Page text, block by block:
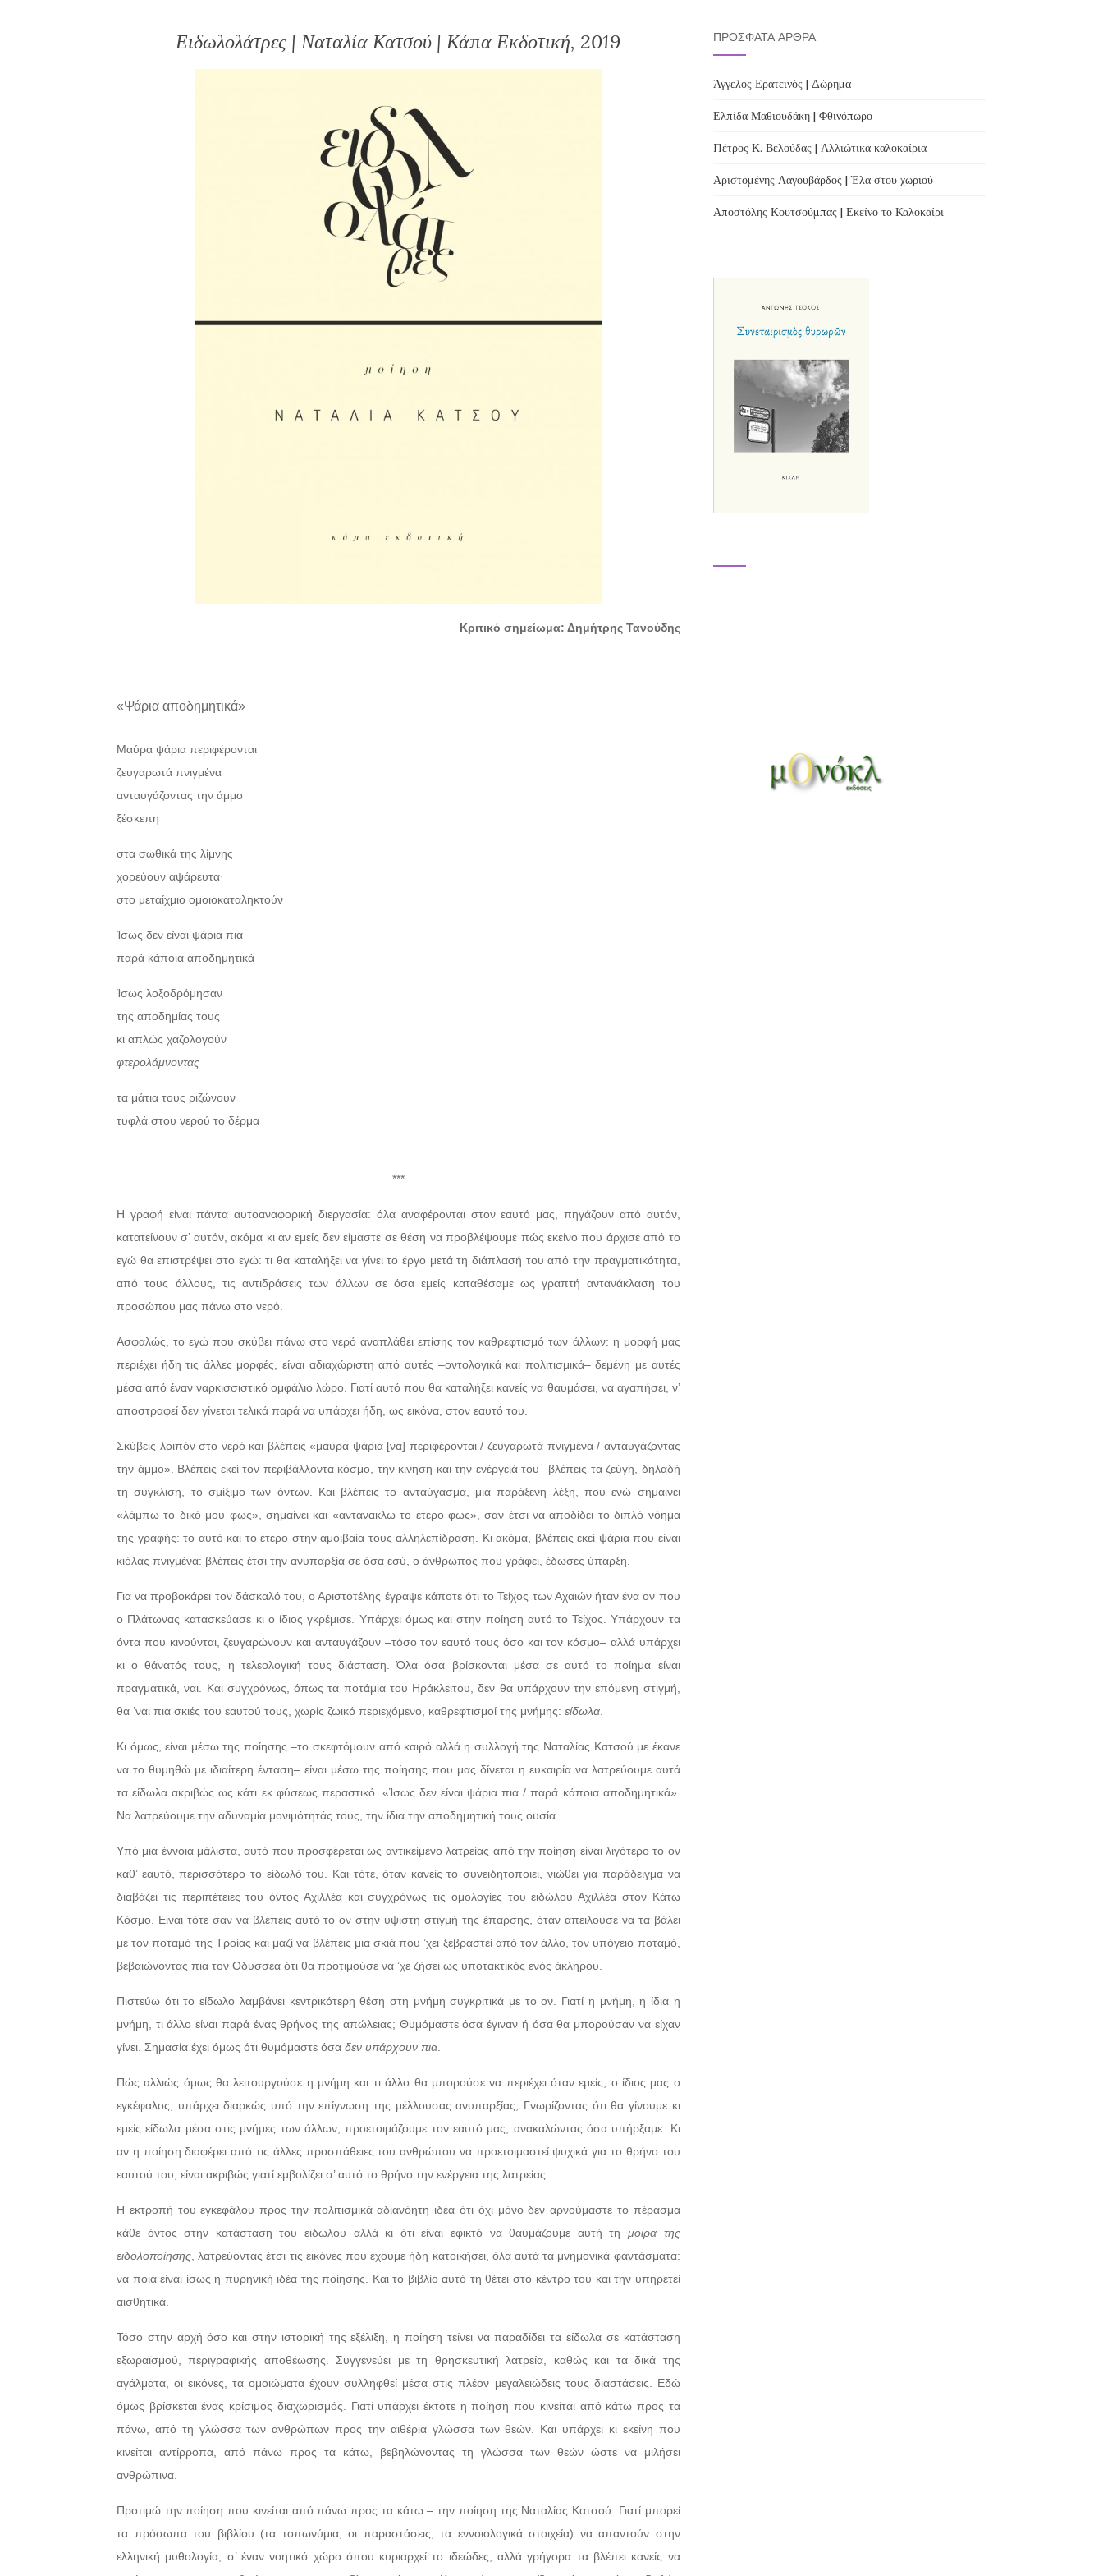
Ειδωλολάτρες | Ναταλία Κατσού | Κάπα Εκδοτική, 2019
Κριτικό σημείωμα: Δημήτρης Τανούδης
«Ψάρια αποδημητικά»
Μαύρα ψάρια περιφέρονται
ζευγαρωτά πνιγμένα
ανταυγάζοντας την άμμο
ξέσκεπη
στα σωθικά της λίμνης
χορεύουν αψάρευτα·
στο μεταίχμιο ομοιοκαταληκτούν
Ίσως δεν είναι ψάρια πια
παρά κάποια αποδημητικά
Ίσως λοξοδρόμησαν
της αποδημίας τους
κι απλώς χαζολογούν
φτερολάμνοντας
τα μάτια τους ριζώνουν
τυφλά στου νερού το δέρμα
***
Η γραφή είναι πάντα αυτοαναφορική διεργασία: όλα αναφέρονται στον εαυτό μας, πηγάζουν από αυτόν,
κατατείνουν σ’ αυτόν, ακόμα κι αν εμείς δεν είμαστε σε θέση να προβλέψουμε πώς εκείνο που άρχισε από το
εγώ θα επιστρέψει στο εγώ: τι θα καταλήξει να γίνει το έργο μετά τη διάπλασή του από την πραγματικότητα,
από τους άλλους, τις αντιδράσεις των άλλων σε όσα εμείς καταθέσαμε ως γραπτή αντανάκλαση του
προσώπου μας πάνω στο νερό.
Ασφαλώς, το εγώ που σκύβει πάνω στο νερό αναπλάθει επίσης τον καθρεφτισμό των άλλων: η μορφή μας
περιέχει ήδη τις άλλες μορφές, είναι αδιαχώριστη από αυτές –οντολογικά και πολιτισμικά– δεμένη με αυτές
μέσα από έναν ναρκισσιστικό ομφάλιο λώρο. Γιατί αυτό που θα καταλήξει κανείς να θαυμάσει, να αγαπήσει, ν’
αποστραφεί δεν γίνεται τελικά παρά να υπάρχει ήδη, ως εικόνα, στον εαυτό του.
Σκύβεις λοιπόν στο νερό και βλέπεις «μαύρα ψάρια [να] περιφέρονται / ζευγαρωτά πνιγμένα / ανταυγάζοντας
την άμμο». Βλέπεις εκεί τον περιβάλλοντα κόσμο, την κίνηση και την ενέργειά του˙ βλέπεις τα ζεύγη, δηλαδή
τη σύγκλιση, το σμίξιμο των όντων. Και βλέπεις το ανταύγασμα, μια παράξενη λέξη, που ενώ σημαίνει
«λάμπω το δικό μου φως», σημαίνει και «αντανακλώ το έτερο φως», σαν έτσι να αποδίδει το διπλό νόημα
της γραφής: το αυτό και το έτερο στην αμοιβαία τους αλληλεπίδραση. Κι ακόμα, βλέπεις εκεί ψάρια που είναι
κιόλας πνιγμένα: βλέπεις έτσι την ανυπαρξία σε όσα εσύ, ο άνθρωπος που γράφει, έδωσες ύπαρξη.
Για να προβοκάρει τον δάσκαλό του, ο Αριστοτέλης έγραψε κάποτε ότι το Τείχος των Αχαιών ήταν ένα ον που
ο Πλάτωνας κατασκεύασε κι ο ίδιος γκρέμισε. Υπάρχει όμως και στην ποίηση αυτό το Τείχος. Υπάρχουν τα
όντα που κινούνται, ζευγαρώνουν και ανταυγάζουν –τόσο τον εαυτό τους όσο και τον κόσμο– αλλά υπάρχει
κι ο θάνατός τους, η τελεολογική τους διάσταση. Όλα όσα βρίσκονται μέσα σε αυτό το ποίημα είναι
πραγματικά, ναι. Και συγχρόνως, όπως τα ποτάμια του Ηράκλειτου, δεν θα υπάρχουν την επόμενη στιγμή,
θα ’ναι πια σκιές του εαυτού τους, χωρίς ζωικό περιεχόμενο, καθρεφτισμοί της μνήμης: είδωλα
Κι όμως, είναι μέσω της ποίησης –το σκεφτόμουν από καιρό αλλά η συλλογή της Ναταλίας Κατσού με έκανε
να το θυμηθώ με ιδιαίτερη ένταση– είναι μέσω της ποίησης που μας δίνεται η ευκαιρία να λατρεύουμε αυτά
τα είδωλα ακριβώς ως κάτι εκ φύσεως περαστικό. «Ίσως δεν είναι ψάρια πια / παρά κάποια αποδημητικά».
Να λατρεύουμε την αδυναμία μονιμότητάς τους, την ίδια την αποδημητική τους ουσία.
Υπό μια έννοια μάλιστα, αυτό που προσφέρεται ως αντικείμενο λατρείας από την ποίηση είναι λιγότερο το ον
καθ’ εαυτό, περισσότερο το είδωλό του. Και τότε, όταν κανείς το συνειδητοποιεί, νιώθει για παράδειγμα να
διαβάζει τις περιπέτειες του όντος Αχιλλέα και συγχρόνως τις ομολογίες του ειδώλου Αχιλλέα στον Κάτω
Κόσμο. Είναι τότε σαν να βλέπεις αυτό το ον στην ύψιστη στιγμή της έπαρσης, όταν απειλούσε να τα βάλει
με τον ποταμό της Τροίας και μαζί να βλέπεις μια σκιά που ’χει ξεβραστεί από τον άλλο, τον υπόγειο ποταμό,
βεβαιώνοντας πια τον Οδυσσέα ότι θα προτιμούσε να ’χε ζήσει ως υποτακτικός ενός άκληρου.
Πιστεύω ότι το είδωλο λαμβάνει κεντρικότερη θέση στη μνήμη συγκριτικά με το ον. Γιατί η μνήμη, η ίδια η
μνήμη, τι άλλο είναι παρά ένας θρήνος της απώλειας; Θυμόμαστε όσα έγιναν ή όσα θα μπορούσαν να είχαν
γίνει. Σημασία έχει όμως ότι θυμόμαστε όσα δεν υπάρχουν πια
Πώς αλλιώς όμως θα λειτουργούσε η μνήμη και τι άλλο θα μπορούσε να περιέχει όταν εμείς, ο ίδιος μας ο
εγκέφαλος, υπάρχει διαρκώς υπό την επίγνωση της μέλλουσας ανυπαρξίας; Γνωρίζοντας ότι θα γίνουμε κι
εμείς είδωλα μέσα στις μνήμες των άλλων, προετοιμάζουμε τον εαυτό μας, ανακαλώντας όσα υπήρξαμε. Κι
αν η ποίηση διαφέρει από τις άλλες προσπάθειες του ανθρώπου να προετοιμαστεί ψυχικά για το θρήνο του
εαυτού του, είναι ακριβώς γιατί εμβολίζει σ’ αυτό το θρήνο την ενέργεια της λατρείας.
Η εκτροπή του εγκεφάλου προς την πολιτισμικά αδιανόητη ιδέα ότι όχι μόνο δεν αρνούμαστε το πέρασμα
κάθε όντος στην κατάσταση του ειδώλου αλλά κι ότι είναι εφικτό να θαυμάζουμε αυτή τημοίρα της
ειδολοποίησης , λατρεύοντας έτσι τις εικόνες που έχουμε ήδη κατοικήσει, όλα αυτά τα μνημονικά φαντάσματα:
να ποια είναι ίσως η πυρηνική ιδέα της ποίησης. Και το βιβλίο αυτό τη θέτει στο κέντρο του και την υπηρετεί
αισθητικά.
Τόσο στην αρχή όσο και στην ιστορική της εξέλιξη, η ποίηση τείνει να παραδίδει τα είδωλα σε κατάσταση
εξωραϊσμού, περιγραφικής αποθέωσης. Συγγενεύει με τη θρησκευτική λατρεία, καθώς και τα δικά της
αγάλματα, οι εικόνες, τα ομοιώματα έχουν συλληφθεί μέσα στις πλέον μεγαλειώδεις τους διαστάσεις. Εδώ
όμως βρίσκεται ένας κρίσιμος διαχωρισμός. Γιατί υπάρχει έκτοτε η ποίηση που κινείται από κάτω προς τα
πάνω, από τη γλώσσα των ανθρώπων προς την αιθέρια γλώσσα των θεών. Και υπάρχει κι εκείνη που
κινείται αντίρροπα, από πάνω προς τα κάτω, βεβηλώνοντας τη γλώσσα των θεών ώστε να μιλήσει
ανθρώπινα.
Προτιμώ την ποίηση που κινείται από πάνω προς τα κάτω – την ποίηση της Ναταλίας Κατσού. Γιατί μπορεί
τα πρόσωπα του βιβλίου (τα τοπωνύμια, οι παραστάσεις, τα εννοιολογικά στοιχεία) να απαντούν στην
ελληνική μυθολογία, σ’ έναν νοητικό χώρο όπου κυριαρχεί το ιδεώδες, αλλά γρήγορα τα βλέπει κανείς να
ΠΡΌΣΦΑΤΑ ΆΡΘΡΑ
Άγγελος Ερατεινός | Δώρημα
Ελπίδα Μαθιουδάκη | Φθινόπωρο
Πέτρος Κ. Βελούδας | Αλλιώτικα καλοκαίρια
Αριστομένης Λαγουβάρδος | Έλα στου χωριού
Αποστόλης Κουτσούμπας | Εκείνο το Καλοκαίρι